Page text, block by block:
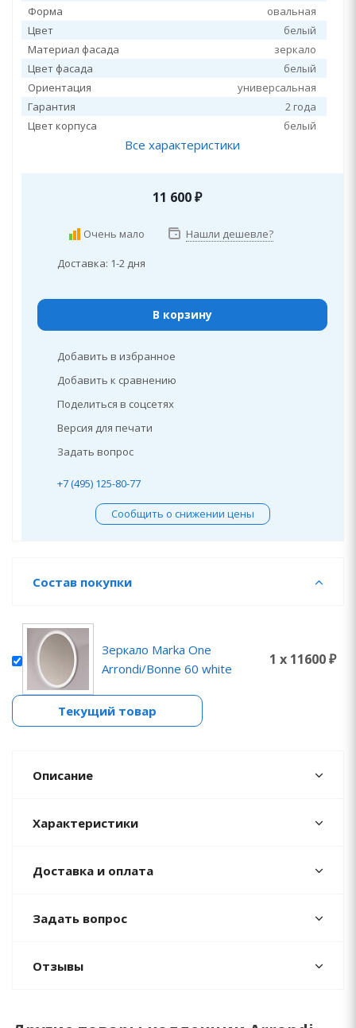
Форма
овальная
Цвет
белый
Материал фасада
зеркало
Цвет фасада
белый
Ориентация
универсальная
Гарантия
2 года
Цвет корпуса
белый
Все характеристики
11 600₽
Очень мало Нашли дешевле?
Доставка: 1-2 дня
В корзину
Добавить в избранное
Добавить к сравнению
Поделиться в соцсетях
Версия для печати
Задать вопрос
+7 (495) 125-80-77
Сообщить о снижении цены
Состав покупки
Зеркало Marka One
Arrondi/Bonne 60 white
1 x 11600 ₽
Текущий товар
Описание
Характеристики
Доставка и оплата
Задать вопрос
Отзывы